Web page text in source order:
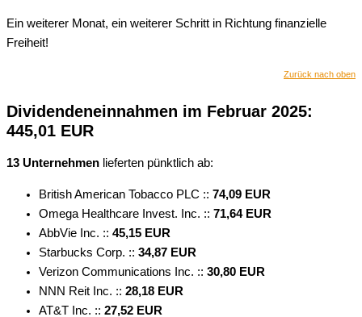
Ein weiterer Monat, ein weiterer Schritt in Richtung finanzielle
Freiheit!
Zurück nach oben
Dividendeneinnahmen im Februar 2025:
445,01 EUR
13 Unternehmen lieferten pünktlich ab:
British American Tobacco PLC :: 74,09 EUR
Omega Healthcare Invest. Inc. :: 71,64 EUR
AbbVie Inc. :: 45,15 EUR
Starbucks Corp. :: 34,87 EUR
Verizon Communications Inc. :: 30,80 EUR
NNN Reit Inc. :: 28,18 EUR
AT&T Inc. :: 27,52 EUR